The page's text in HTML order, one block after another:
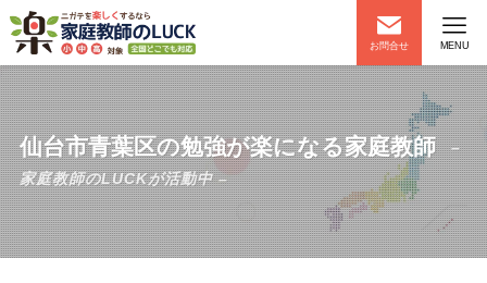
お問合せ MENU
仙台市青葉区の勉強が楽になる家庭教師
–
家庭教師のLUCKが活動中 –